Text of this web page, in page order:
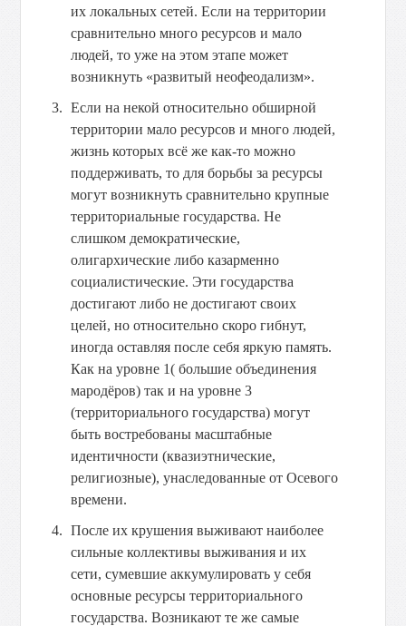
их локальных сетей. Если на территории
сравнительно много ресурсов и мало
людей, то уже на этом этапе может
возникнуть «развитый неофеодализм».
Если на некой относительно обширной
территории мало ресурсов и много людей,
жизнь которых всё же как-то можно
поддерживать, то для борьбы за ресурсы
могут возникнуть сравнительно крупные
территориальные государства. Не
слишком демократические,
олигархические либо казарменно
социалистические. Эти государства
достигают либо не достигают своих
целей, но относительно скоро гибнут,
иногда оставляя после себя яркую память.
Как на уровне 1( большие объединения
мародёров) так и на уровне 3
(территориального государства) могут
быть востребованы масштабные
идентичности (квазиэтнические,
религиозные), унаследованные от Осевого
времени.
После их крушения выживают наиболее
сильные коллективы выживания и их
сети, сумевшие аккумулировать у себя
основные ресурсы территориального
государства. Возникают те же самые